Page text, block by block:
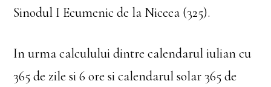
Sinodul I Ecumenic de la Niceea (325).
In urma calculului dintre calendarul iulian cu
365 de zile si 6 ore si calendarul solar 365 de